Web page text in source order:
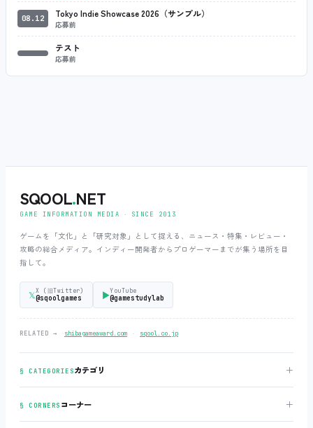
08.12 Tokyo Indie Showcase 2026（サンプル）
応募前
テスト
応募前
SQOOL.NET
GAME INFORMATION MEDIA ‧ SINCE 2013
ゲームを「文化」と「研究対象」として捉える、ニュース・特集・レビュー・
攻略の総合メディア。インディー開発者からプロゲーマーまでが集う場所を目
指して。
𝕏X (旧Twitter)
@sqoolgames ▶YouTube
@gamestudylab
RELATED → shibagameaward.com ‧ sqool.co.jp
§ CATEGORIESカテゴリ ＋
§ CORNERS コーナー ＋